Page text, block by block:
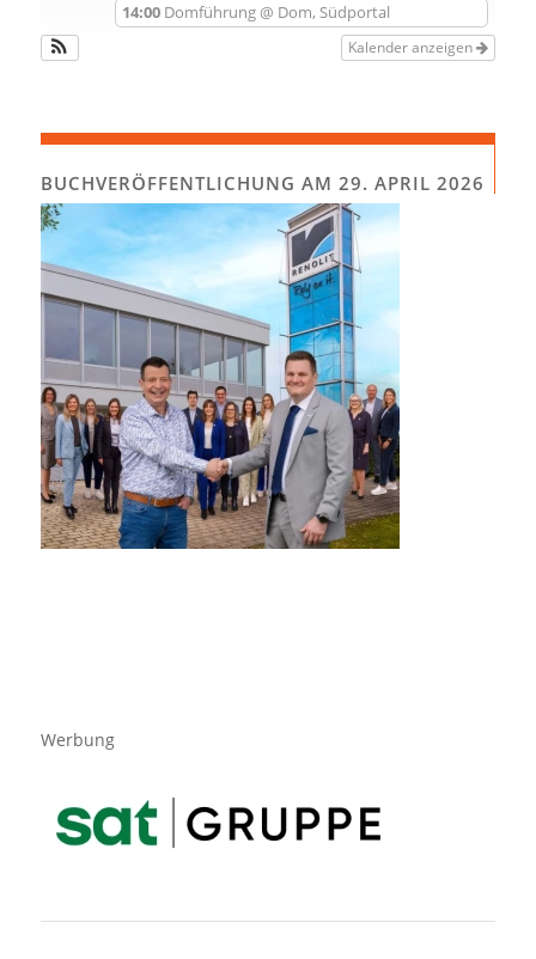
14:00 Domführung@ Dom, Südportal
Kalender anzeigen
BUCHVERÖFFENTLICHUNG AM 29. APRIL 2026
Werbung